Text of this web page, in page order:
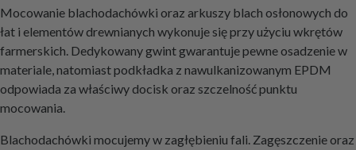
Mocowanie blachodachówki oraz arkuszy blach osłonowych do
łat i elementów drewnianych wykonuje się przy użyciu wkrętów
farmerskich. Dedykowany gwint gwarantuje pewne osadzenie w
materiale, natomiast podkładka z nawulkanizowanym EPDM
odpowiada za właściwy docisk oraz szczelność punktu
mocowania.
Blachodachówki mocujemy w zagłębieniu fali. Zagęszczenie oraz